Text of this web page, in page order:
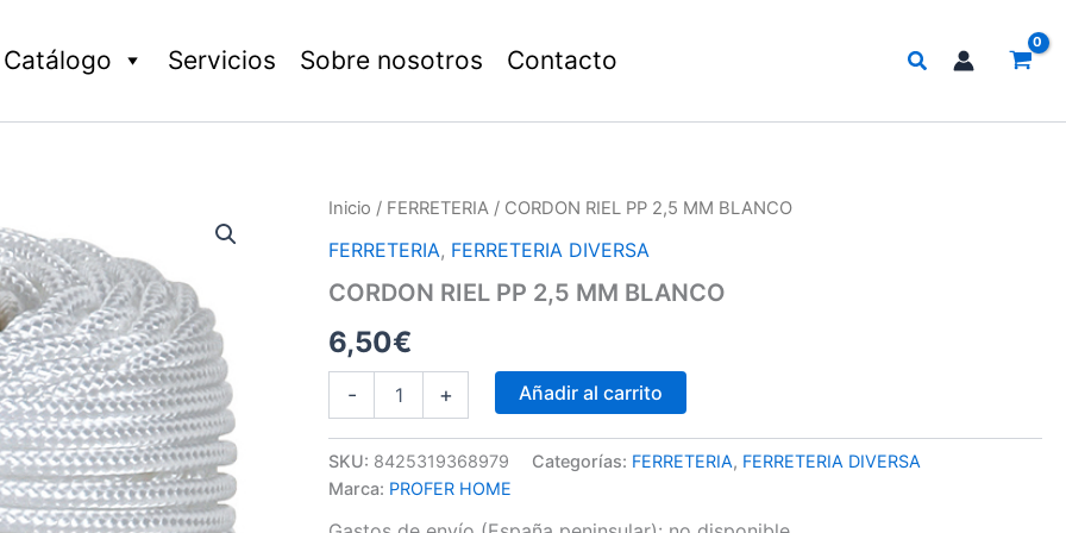
Catálogo Servicios Sobre nosotros Contacto Buscar
Inicio / FERRETERIA / CORDON RIEL PP 2,5 MM BLANCO
FERRETERIA, FERRETERIA DIVERSA
CORDON RIEL PP 2,5 MM BLANCO
6,50€
-
CORDON
PP
MM
cantidad
+ Añadir al carrito
SKU: 8425319368979 Categorías: FERRETERIA, FERRETERIA DIVERSA
Marca: PROFER HOME